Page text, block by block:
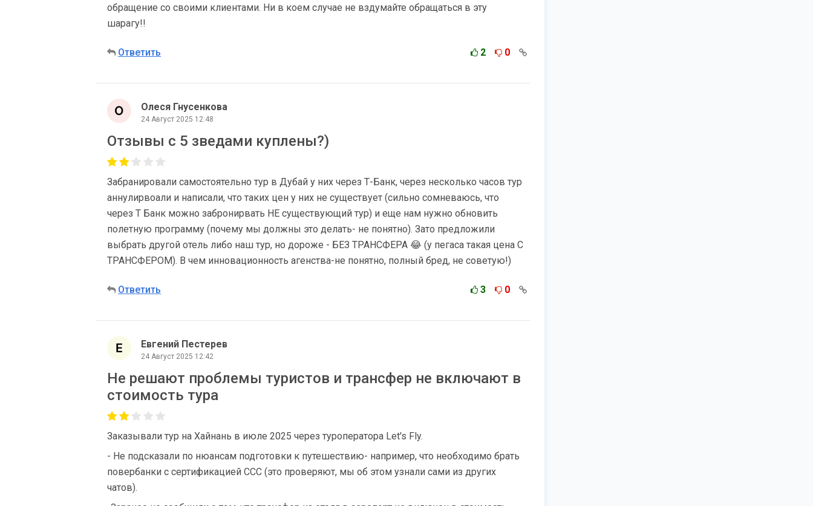
обращение со своими клиентами. Ни в коем случае не вздумайте обращаться в эту
шарагу!!
Ответить 2 0
Олеся Гнусенкова
24 Август 2025 12:48
Отзывы с 5 зведами куплены?)
Забранировали самостоятельно тур в Дубай у них через Т-Банк, через несколько часов тур
аннулирвоали и написали, что таких цен у них не существует (сильно сомневаюсь, что
через Т Банк можно забронирвать НЕ существующий тур) и еще нам нужно обновить
полетную программу (почему мы должны это делать- не понятно). Зато предложили
выбрать другой отель либо наш тур, но дороже - БЕЗ ТРАНСФЕРА 😂 (у пегаса такая цена С
ТРАНСФЕРОМ). В чем инновационность агенства-не понятно, полный бред, не советую!)
Ответить 3 0
Евгений Пестерев
24 Август 2025 12:42
Не решают проблемы туристов и трансфер не включают в
стоимость тура
Заказывали тур на Хайнань в июле 2025 через туроператора Let's Fly.
- Не подсказали по нюансам подготовки к путешествию- например, что необходимо брать
повербанки с сертификацией ССС (это проверяют, мы об этом узнали сами из других
чатов).